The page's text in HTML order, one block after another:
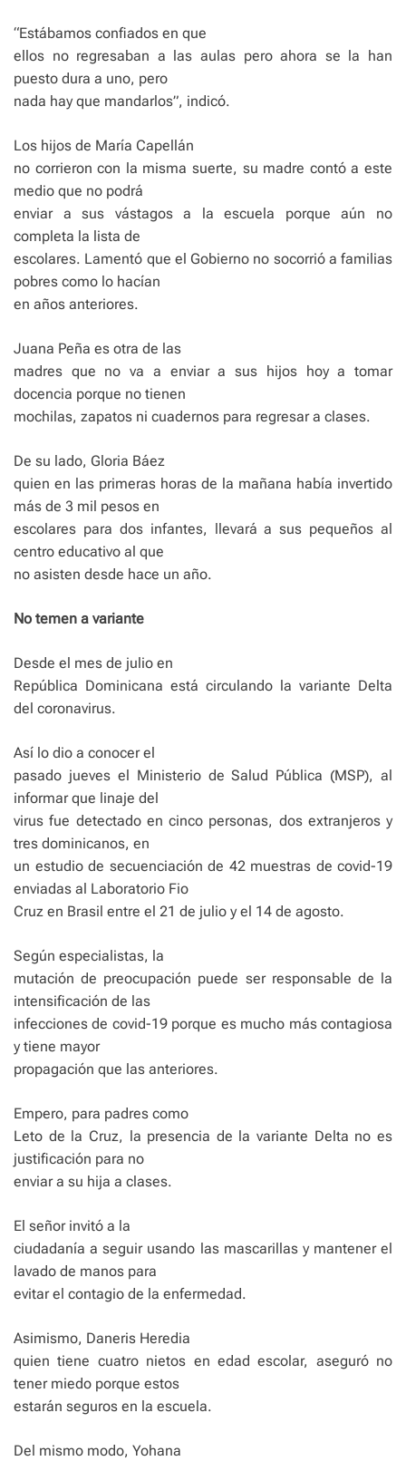
“Estábamos confiados en que
ellos no regresaban a las aulas pero ahora se la han
puesto dura a uno, pero
nada hay que mandarlos”, indicó.
Los hijos de María Capellán
no corrieron con la misma suerte, su madre contó a este
medio que no podrá
enviar a sus vástagos a la escuela porque aún no
completa la lista de
escolares. Lamentó que el Gobierno no socorrió a familias
pobres como lo hacían
en años anteriores.
Juana Peña es otra de las
madres que no va a enviar a sus hijos hoy a tomar
docencia porque no tienen
mochilas, zapatos ni cuadernos para regresar a clases.
De su lado, Gloria Báez
quien en las primeras horas de la mañana había invertido
más de 3 mil pesos en
escolares para dos infantes, llevará a sus pequeños al
centro educativo al que
no asisten desde hace un año.
No temen a variante
Desde el mes de julio en
República Dominicana está circulando la variante Delta
del coronavirus.
Así lo dio a conocer el
pasado jueves el Ministerio de Salud Pública (MSP), al
informar que linaje del
virus fue detectado en cinco personas, dos extranjeros y
tres dominicanos, en
un estudio de secuenciación de 42 muestras de covid-19
enviadas al Laboratorio Fio
Cruz en Brasil entre el 21 de julio y el 14 de agosto.
Según especialistas, la
mutación de preocupación puede ser responsable de la
intensificación de las
infecciones de covid-19 porque es mucho más contagiosa
y tiene mayor
propagación que las anteriores.
Empero, para padres como
Leto de la Cruz, la presencia de la variante Delta no es
justificación para no
enviar a su hija a clases.
El señor invitó a la
ciudadanía a seguir usando las mascarillas y mantener el
lavado de manos para
evitar el contagio de la enfermedad.
Asimismo, Daneris Heredia
quien tiene cuatro nietos en edad escolar, aseguró no
tener miedo porque estos
estarán seguros en la escuela.
Del mismo modo, Yohana